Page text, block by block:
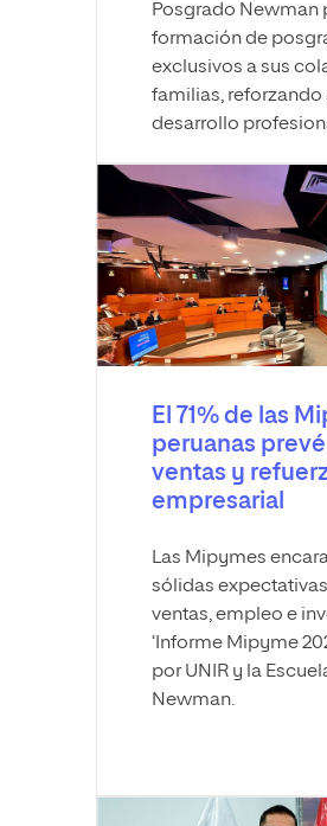
Posgrado Newman
formación de
exclusivos a sus
familias,
desarrollo
El 71% de las
peruanas
ventas y
empresarial
Las Mipymes
sólidas
ventas, empleo e
‘Informe Mipyme
por UNIR y la
Newman.